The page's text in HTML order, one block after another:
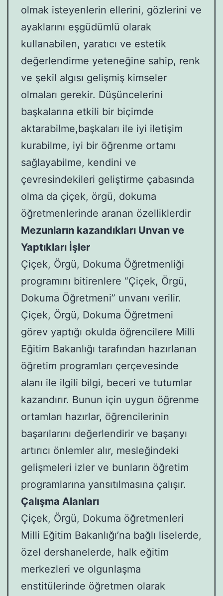
olmak isteyenlerin ellerini, gözlerini ve
ayaklarını eşgüdümlü olarak
kullanabilen, yaratıcı ve estetik
değerlendirme yeteneğine sahip, renk
ve şekil algısı gelişmiş kimseler
olmaları gerekir. Düşüncelerini
başkalarına etkili bir biçimde
aktarabilme,başkaları ile iyi iletişim
kurabilme, iyi bir öğrenme ortamı
sağlayabilme, kendini ve
çevresindekileri geliştirme çabasında
olma da çiçek, örgü, dokuma
öğretmenlerinde aranan özelliklerdir
Mezunların kazandıkları Unvan ve
Yaptıkları İşler
Çiçek, Örgü, Dokuma Öğretmenliği
programını bitirenlere “Çiçek, Örgü,
Dokuma Öğretmeni” unvanı verilir.
Çiçek, Örgü, Dokuma Öğretmeni
görev yaptığı okulda öğrencilere Milli
Eğitim Bakanlığı tarafından hazırlanan
öğretim programları çerçevesinde
alanı ile ilgili bilgi, beceri ve tutumlar
kazandırır. Bunun için uygun öğrenme
ortamları hazırlar, öğrencilerinin
başarılarını değerlendirir ve başarıyı
artırıcı önlemler alır, mesleğindeki
gelişmeleri izler ve bunların öğretim
programlarına yansıtılmasına çalışır.
Çalışma Alanları
Çiçek, Örgü, Dokuma öğretmenleri
Milli Eğitim Bakanlığı’na bağlı liselerde,
özel dershanelerde, halk eğitim
merkezleri ve olgunlaşma
enstitülerinde öğretmen olarak